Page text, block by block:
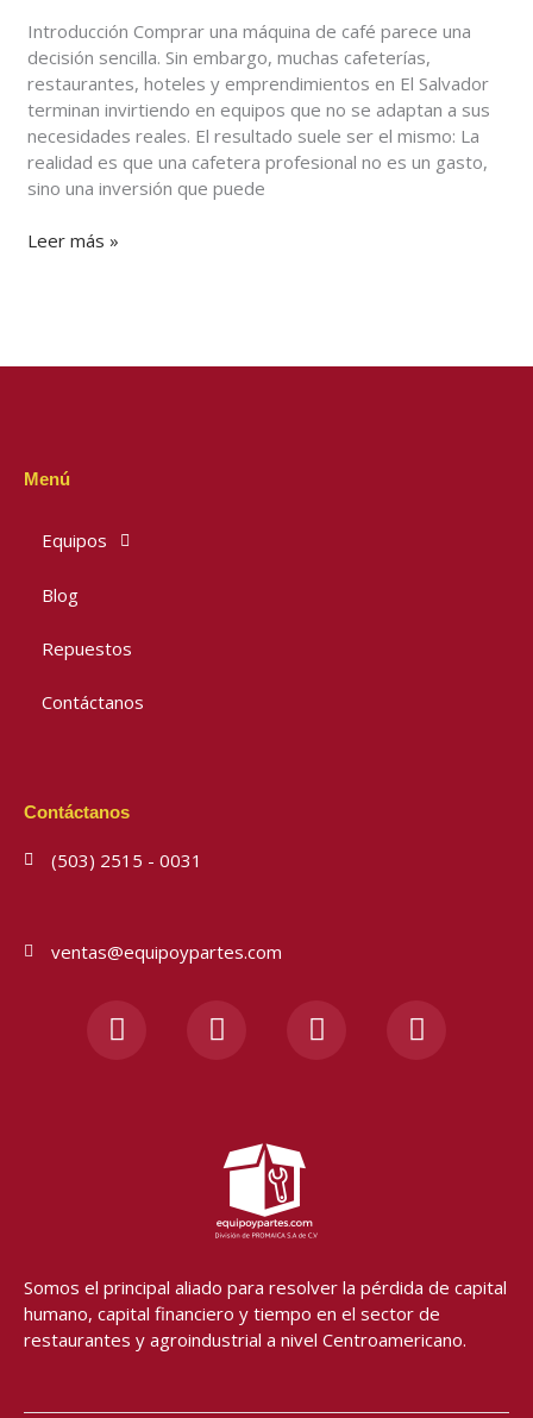
Introducción Comprar una máquina de café parece una
decisión sencilla. Sin embargo, muchas cafeterías,
restaurantes, hoteles y emprendimientos en El Salvador
terminan invirtiendo en equipos que no se adaptan a sus
necesidades reales. El resultado suele ser el mismo: La
realidad es que una cafetera profesional no es un gasto,
sino una inversión que puede
máquina
de
café
en
El
Salvador
Leer más »
Menú
Equipos
Blog
Repuestos
Contáctanos
Contáctanos
(503) 2515 - 0031
ventas@equipoypartes.com
a n
g
r
a
m
o h
Somos el principal aliado para resolver la pérdida de capital
humano, capital financiero y tiempo en el sector de
restaurantes y agroindustrial a nivel Centroamericano.